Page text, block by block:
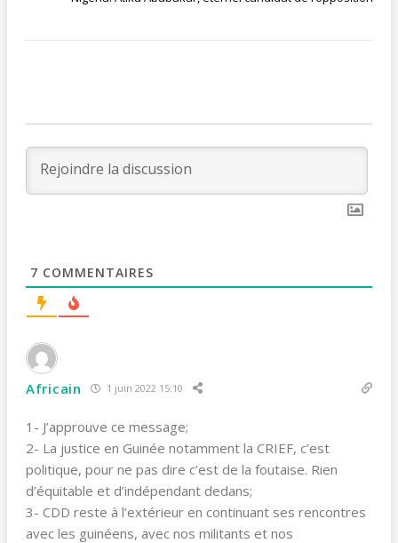
7 COMMENTAIRES
Africain 1 juin 2022 15:10
1- J’approuve ce message;
2- La justice en Guinée notamment la CRIEF, c’est
politique, pour ne pas dire c’est de la foutaise. Rien
d’équitable et d’indépendant dedans;
3- CDD reste à l’extérieur en continuant ses rencontres
avec les guinéens, avec nos militants et nos